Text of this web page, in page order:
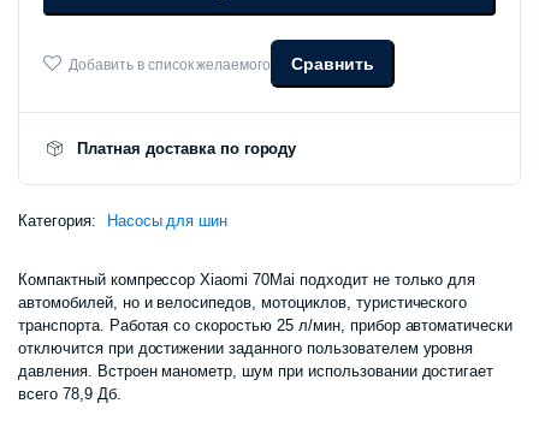
460
000 сум.
000 сум.
Lite
TP03
Добавить в список желаемого Сравнить
Платная доставка по городу
Категория: Насосы для шин
Компактный компрессор Xiaomi 70Mai подходит не только для
автомобилей, но и велосипедов, мотоциклов, туристического
транспорта. Работая со скоростью 25 л/мин, прибор автоматически
отключится при достижении заданного пользователем уровня
давления. Встроен манометр, шум при использовании достигает
всего 78,9 Дб.